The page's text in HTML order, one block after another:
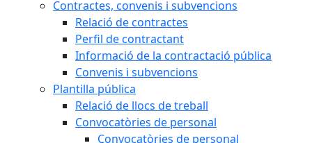
Contractes, convenis i subvencions
Relació de contractes
Perfil de contractant
Informació de la contractació pública
Convenis i subvencions
Plantilla pública
Relació de llocs de treball
Convocatòries de personal
Convocatòries de personal